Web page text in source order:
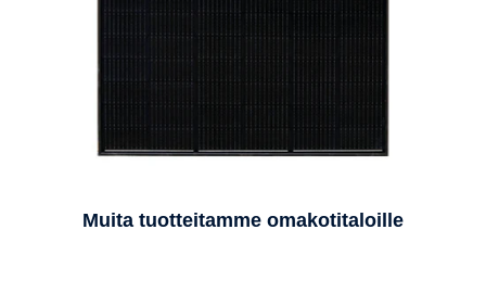
Muita tuotteitamme omakotitaloille